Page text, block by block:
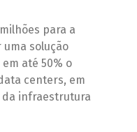
para a
uma solução
até 50% o
centers, em
da infraestrutura